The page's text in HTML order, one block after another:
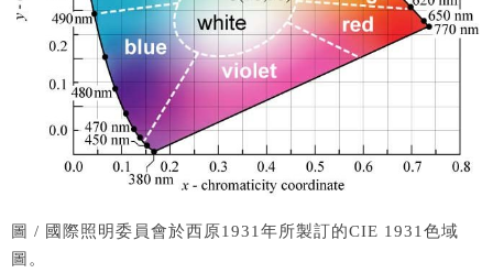
圖 / 國際照明委員會於西原1931年所製訂的CIE 1931色域
圖。